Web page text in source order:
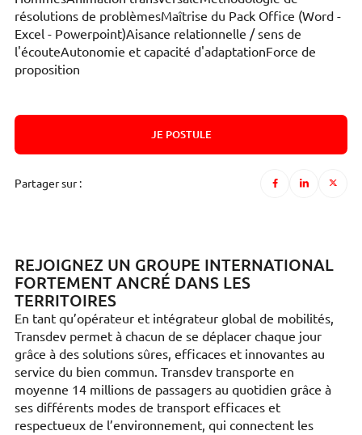
résolutions de problèmesMaîtrise du Pack Office (Word -
Excel - Powerpoint)Aisance relationnelle / sens de
l'écouteAutonomie et capacité d'adaptationForce de
proposition
JE POSTULE
Partager sur :
REJOIGNEZ UN GROUPE INTERNATIONAL
FORTEMENT ANCRÉ DANS LES
TERRITOIRES
En tant qu’opérateur et intégrateur global de mobilités,
Transdev permet à chacun de se déplacer chaque jour
grâce à des solutions sûres, efficaces et innovantes au
service du bien commun. Transdev transporte en
moyenne 14 millions de passagers au quotidien grâce à
ses différents modes de transport efficaces et
respectueux de l’environnement, qui connectent les